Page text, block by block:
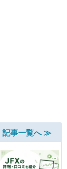
記事一覧へ ≫